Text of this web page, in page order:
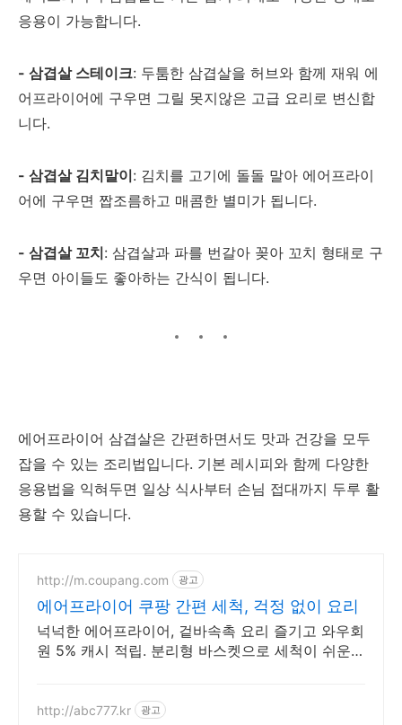
응용이 가능합니다.
- 삼겹살 스테이크: 두툼한 삼겹살을 허브와 함께 재워 에
어프라이어에 구우면 그릴 못지않은 고급 요리로 변신합
니다.
- 삼겹살 김치말이: 김치를 고기에 돌돌 말아 에어프라이
어에 구우면 짭조름하고 매콤한 별미가 됩니다.
- 삼겹살 꼬치: 삼겹살과 파를 번갈아 꽂아 꼬치 형태로 구
우면 아이들도 좋아하는 간식이 됩니다.
에어프라이어 삼겹살은 간편하면서도 맛과 건강을 모두
잡을 수 있는 조리법입니다. 기본 레시피와 함께 다양한
응용법을 익혀두면 일상 식사부터 손님 접대까지 두루 활
용할 수 있습니다.
http://m.coupang.com 광고
에어프라이어 쿠팡 간편 세척, 걱정 없이 요리
넉넉한 에어프라이어, 겉바속촉 요리 즐기고 와우회
원 5% 캐시 적립. 분리형 바스켓으로 세척이 쉬운
http://abc777.kr 광고